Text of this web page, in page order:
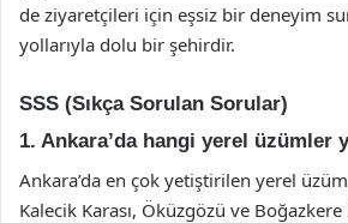
de ziyaretçileri için eşsiz bir deneyim
yollarıyla dolu bir şehirdir.
SSS (Sıkça Sorulan Sorular)
1. Ankara’da hangi yerel üzümler
Ankara’da en çok yetiştirilen yerel
Kalecik Karası, Öküzgözü ve